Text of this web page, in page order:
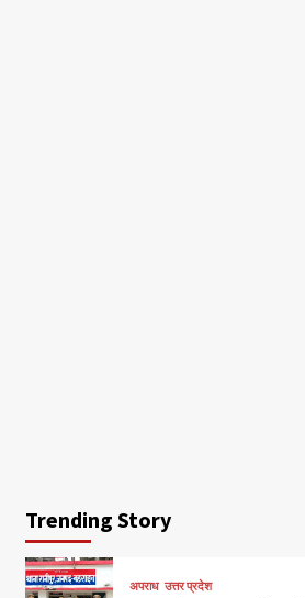
Trending Story
अपराध उत्तर प्रदेश